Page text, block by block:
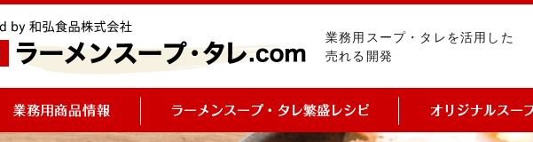
業務用スープ・タレを活用した
売れる開発